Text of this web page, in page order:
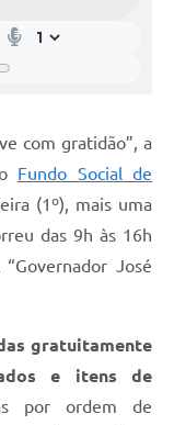
com gratidão”, a
Fundo Social de
(1º), mais uma
das 9h às 16h
José
gratuitamente
e itens de
por ordem de